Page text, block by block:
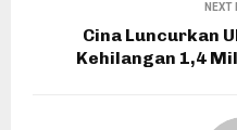
NEXT
Cina Luncurkan
Kehilangan 1,4